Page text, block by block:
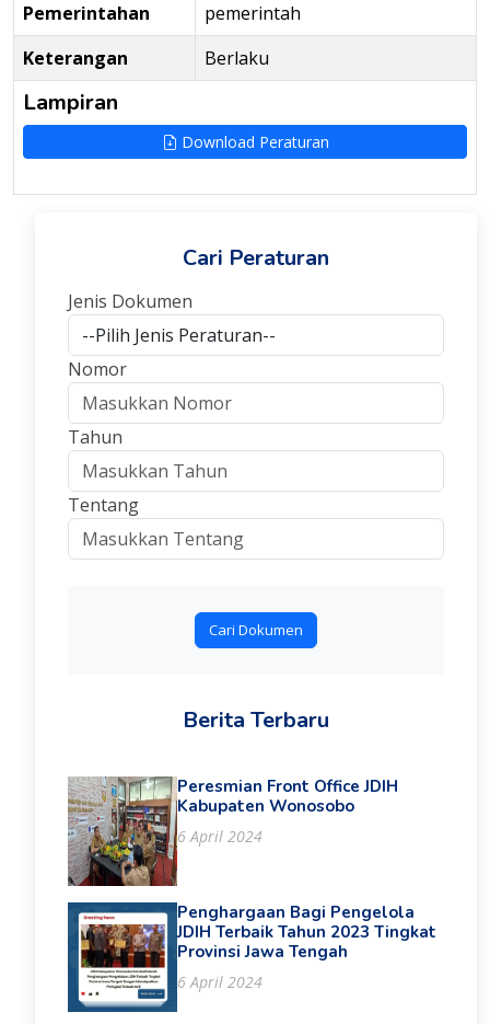
Pemerintahan
pemerintah
Keterangan
Berlaku
Lampiran
Download Peraturan
Cari Peraturan
Jenis Dokumen
Nomor
Tahun
Tentang
Cari Dokumen
Berita Terbaru
Peresmian Front Office JDIH
Kabupaten Wonosobo
6 April 2024
Penghargaan Bagi Pengelola
JDIH Terbaik Tahun 2023 Tingkat
Provinsi Jawa Tengah
6 April 2024